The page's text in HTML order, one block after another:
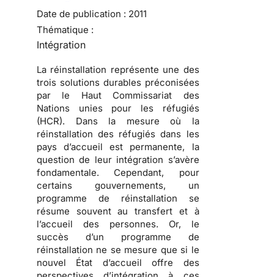
Date de publication : 2011
Thématique :
Intégration
La réinstallation représente une des
trois solutions durables préconisées
par le Haut Commissariat des
Nations unies pour les réfugiés
(HCR). Dans la mesure où la
réinstallation des réfugiés dans les
pays d’accueil est permanente, la
question de leur intégration s’avère
fondamentale. Cependant, pour
certains gouvernements, un
programme de réinstallation se
résume souvent au transfert et à
l’accueil des personnes. Or, le
succès d’un programme de
réinstallation ne se mesure que si le
nouvel État d’accueil offre des